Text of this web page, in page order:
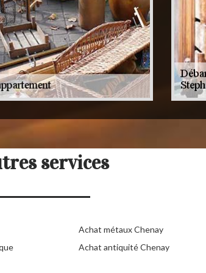
services
Achat métaux Chenay
Achat antiquité Chenay